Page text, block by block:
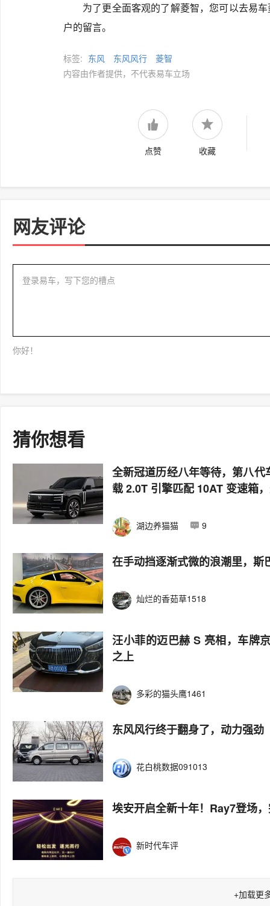
为了更全面客观的了解菱智，您可以去易
户的留言。
标签: 东风 东风风行
菱智
内容由作者提供，不代表易车立场
点赞 收藏
网友评论
登录易车，写下您的槽点
你好！
猜你想看
全新冠道历经八年等待，第八
载 2.0T 引擎匹配 10AT 变速箱
湖边养猫猫 9
在手动挡逐渐式微的浪潮里，
灿烂的香茹草1518
汪小菲的迈巴赫 S 亮相，车牌
之上
多彩的猫头鹰1461
东风风行终于翻身了，动力强劲
花白桃数据091013
埃安开启全新十年！Ray7登场
新时代车评
+加载更